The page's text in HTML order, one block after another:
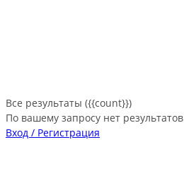
Все результаты ({{count}})
По вашему запросу нет результатов
Вход / Регистрация